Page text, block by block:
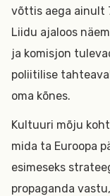
võttis aega ainult
Liidu ajaloos
ja komisjon
poliitilise
oma kõnes.
Kultuuri mõju
mida ta Euroopa
esimeseks
propaganda